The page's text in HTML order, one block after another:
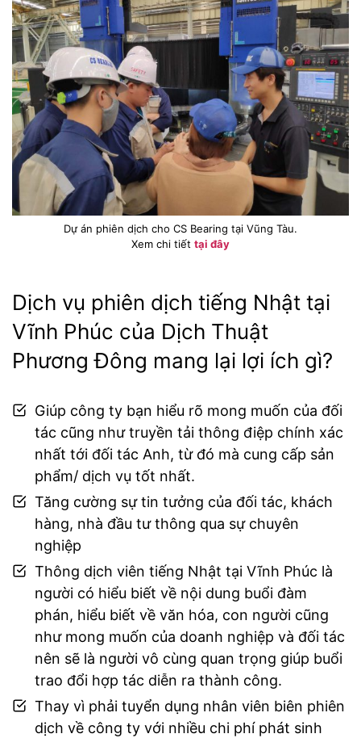
Dịch vụ phiên dịch tiếng Nhật tại
Vĩnh Phúc của Dịch Thuật
Phương Đông mang lại lợi ích gì?
Giúp công ty bạn hiểu rõ mong muốn của đối
tác cũng như truyền tải thông điệp chính xác
nhất tới đối tác Anh, từ đó mà cung cấp sản
phẩm/ dịch vụ tốt nhất.
Tăng cường sự tin tưởng của đối tác, khách
hàng, nhà đầu tư thông qua sự chuyên
nghiệp
Thông dịch viên tiếng Nhật tại Vĩnh Phúc là
người có hiểu biết về nội dung buổi đàm
phán, hiểu biết về văn hóa, con người cũng
như mong muốn của doanh nghiệp và đối tác
nên sẽ là người vô cùng quan trọng giúp buổi
trao đổi hợp tác diễn ra thành công.
Thay vì phải tuyển dụng nhân viên biên phiên
dịch về công ty với nhiều chi phí phát sinh
Dự án phiên dịch cho CS Bearing tại Vũng Tàu.
Xem chi tiết tại đây